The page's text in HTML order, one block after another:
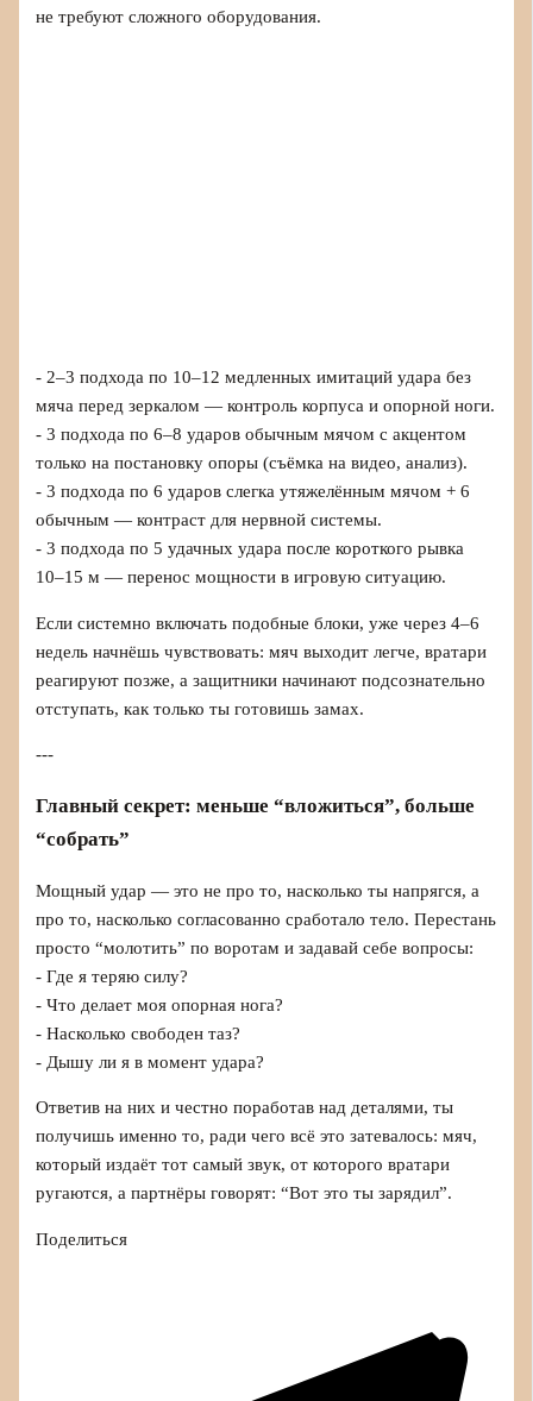
не требуют сложного оборудования.
- 2–3 подхода по 10–12 медленных имитаций удара без
мяча перед зеркалом — контроль корпуса и опорной ноги.
- 3 подхода по 6–8 ударов обычным мячом с акцентом
только на постановку опоры (съёмка на видео, анализ).
- 3 подхода по 6 ударов слегка утяжелённым мячом + 6
обычным — контраст для нервной системы.
- 3 подхода по 5 удачных удара после короткого рывка
10–15 м — перенос мощности в игровую ситуацию.
Если системно включать подобные блоки, уже через 4–6
недель начнёшь чувствовать: мяч выходит легче, вратари
реагируют позже, а защитники начинают подсознательно
отступать, как только ты готовишь замах.
---
Главный секрет: меньше “вложиться”, больше
“собрать”
Мощный удар — это не про то, насколько ты напрягся, а
про то, насколько согласованно сработало тело. Перестань
просто “молотить” по воротам и задавай себе вопросы:
- Где я теряю силу?
- Что делает моя опорная нога?
- Насколько свободен таз?
- Дышу ли я в момент удара?
Ответив на них и честно поработав над деталями, ты
получишь именно то, ради чего всё это затевалось: мяч,
который издаёт тот самый звук, от которого вратари
ругаются, а партнёры говорят: “Вот это ты зарядил”.
Поделиться